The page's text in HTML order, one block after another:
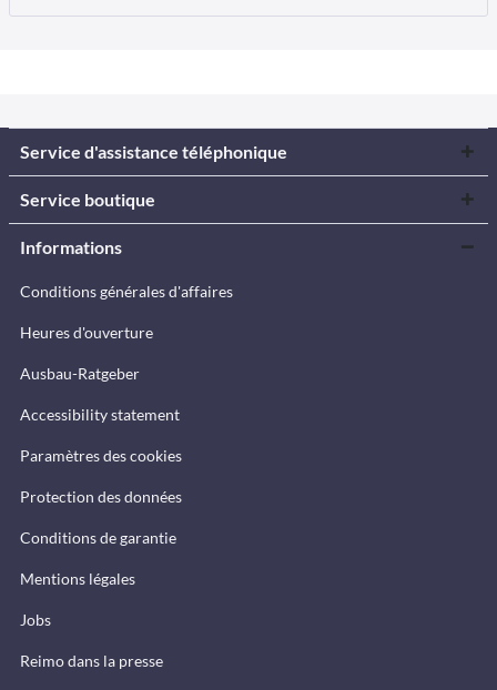
Service d'assistance téléphonique
Service boutique
Informations
Conditions générales d'affaires
Heures d'ouverture
Ausbau-Ratgeber
Accessibility statement
Paramètres des cookies
Protection des données
Conditions de garantie
Mentions légales
Jobs
Reimo dans la presse